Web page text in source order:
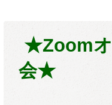
★Zoomオ
会★